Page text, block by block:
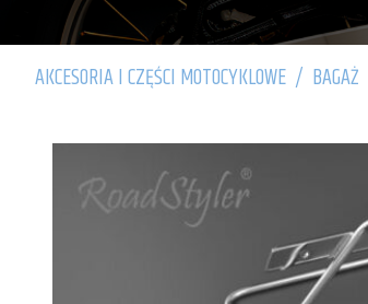
AKCESORIA I CZĘŚCI MOTOCYKLOWE / BAGAŻ